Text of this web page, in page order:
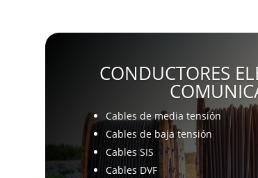
CONDUCTORES
Cables de media tensión
Cables de baja tensión
Cables SIS
Cables DVF